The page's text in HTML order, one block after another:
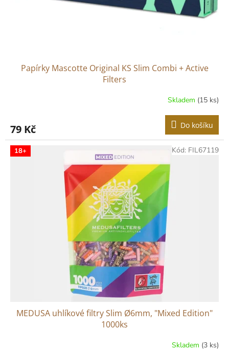
Papírky Mascotte Original KS Slim Combi + Active
Filters
Skladem (15 ks)
79 Kč Do košíku
18+
MEDUSA uhlíkové filtry Slim Ø6mm, "Mixed Edition"
1000ks
Skladem (3 ks)
Kód: FIL67119